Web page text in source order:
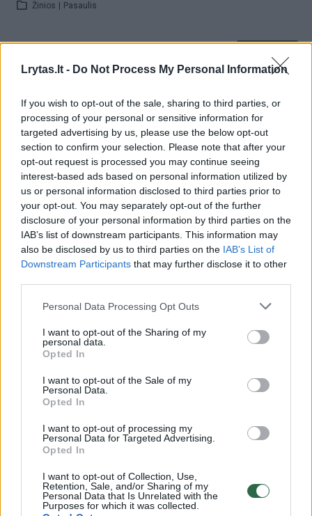
Lrytas.lt - Do Not Process My Personal Information
If you wish to opt-out of the sale, sharing to third parties, or
processing of your personal or sensitive information for
targeted advertising by us, please use the below opt-out
section to confirm your selection. Please note that after your
opt-out request is processed you may continue seeing
interest-based ads based on personal information utilized by
us or personal information disclosed to third parties prior to
your opt-out. You may separately opt-out of the further
disclosure of your personal information by third parties on the
IAB’s list of downstream participants. This information may
also be disclosed by us to third parties on the IAB’s List of
Downstream Participants that may further disclose it to other
Personal Data Processing Opt Outs
I want to opt-out of the Sharing of my
personal data.
Opted In
I want to opt-out of the Sale of my
Personal Data.
Opted In
I want to opt-out of processing my
Personal Data for Targeted Advertising.
Opted In
I want to opt-out of Collection, Use,
Retention, Sale, and/or Sharing of my
Personal Data that Is Unrelated with the
Purposes for which it was collected.
Žinios Pasaulis
romantišką šokį
Visi įrašai
Žiūrimiausi įrašai
00:00:30
Vaizdai iš tragiškos avarijos Vilniaus r.: dviejų moterų ir
vaiko gyvybių išgelbėti nepavyko
00:00:57
Savaitės vidurys nusimato karštas: temperatūra kils iki
32 laipsnių šilumos
Žinios | Orai
00:15:54
V. Zalužno pasisakymą laiko bandymu įsitvirtinti
Ukrainos politikoje: jis yra neteisus
Laidos